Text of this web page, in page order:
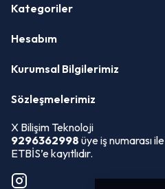
Kategoriler
Hesabım
Kurumsal Bilgilerimiz
Sözleşmelerimiz
X Bilişim Teknoloji
9296362998 üye iş numarası ile
ETBİS’e kayıtlıdır.